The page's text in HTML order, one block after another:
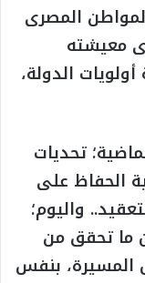
المصرى
معيشته
الدولة،
تحديات
الحفاظ على
واليوم؛
ما تحقق من
المسيرة، بنفس